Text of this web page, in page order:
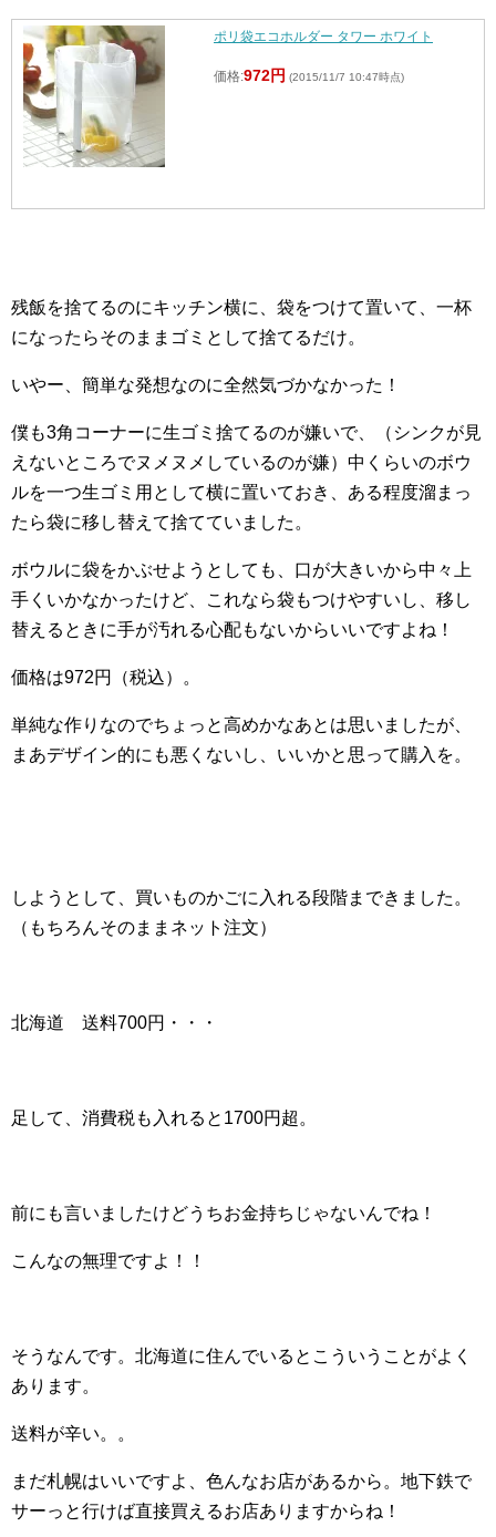
ポリ袋エコホルダー タワー ホワイト
価格:972円 (2015/11/7 10:47時点)
残飯を捨てるのにキッチン横に、袋をつけて置いて、一杯
になったらそのままゴミとして捨てるだけ。
いやー、簡単な発想なのに全然気づかなかった！
僕も3角コーナーに生ゴミ捨てるのが嫌いで、（シンクが見
えないところでヌメヌメしているのが嫌）中くらいのボウ
ルを一つ生ゴミ用として横に置いておき、ある程度溜まっ
たら袋に移し替えて捨てていました。
ボウルに袋をかぶせようとしても、口が大きいから中々上
手くいかなかったけど、これなら袋もつけやすいし、移し
替えるときに手が汚れる心配もないからいいですよね！
価格は972円（税込）。
単純な作りなのでちょっと高めかなあとは思いましたが、
まあデザイン的にも悪くないし、いいかと思って購入を。
しようとして、買いものかごに入れる段階まできました。
（もちろんそのままネット注文）
北海道 送料700円・・・
足して、消費税も入れると1700円超。
前にも言いましたけどうちお金持ちじゃないんでね！
こんなの無理ですよ！！
そうなんです。北海道に住んでいるとこういうことがよく
あります。
送料が辛い。。
まだ札幌はいいですよ、色んなお店があるから。地下鉄で
サーっと行けば直接買えるお店ありますからね！